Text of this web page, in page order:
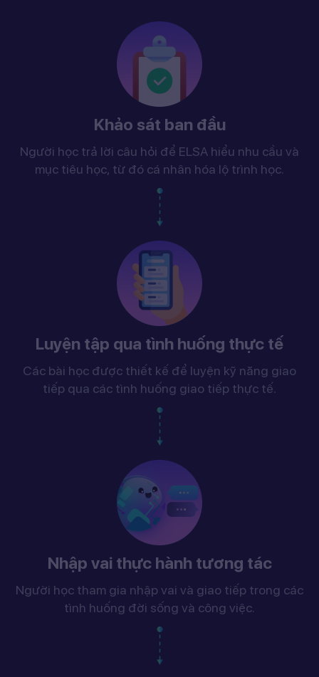
Khảo sát ban đầu
Người học trả lời câu hỏi để ELSA hiểu nhu cầu và
mục tiêu học, từ đó cá nhân hóa lộ trình học.
Luyện tập qua tình huống thực tế
Các bài học được thiết kế để luyện kỹ năng giao
tiếp qua các tình huống giao tiếp thực tế.
Nhập vai thực hành tương tác
Người học tham gia nhập vai và giao tiếp trong các
tình huống đời sống và công việc.